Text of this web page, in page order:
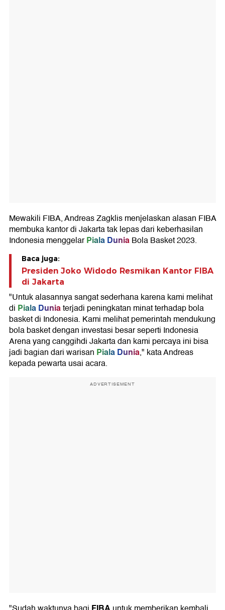
Mewakili FIBA, Andreas Zagklis menjelaskan alasan FIBA
membuka kantor di Jakarta tak lepas dari keberhasilan
Indonesia menggelarPiala DuniaBola Basket 2023.
Baca juga:
Presiden Joko Widodo Resmikan Kantor FIBA
di Jakarta
"Untuk alasannya sangat sederhana karena kami melihat
di Piala Duniaterjadi peningkatan minat terhadap bola
basket di Indonesia. Kami melihat pemerintah mendukung
bola basket dengan investasi besar seperti Indonesia
Arena yang canggihdi Jakarta dan kami percaya ini bisa
jadi bagian dari warisan Piala Dunia," kata Andreas
kepada pewarta usai acara.
ADVERTISEMENT